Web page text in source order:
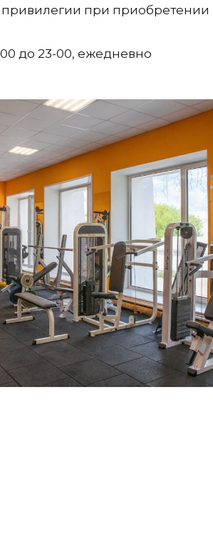
при приобретении
до 23-00, ежедневно